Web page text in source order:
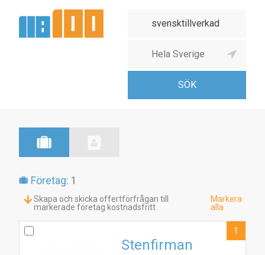
Företag: 1
Skapa och skicka offertförfrågan till
markerade företag kostnadsfritt
Markera
alla
Stenfirman
1